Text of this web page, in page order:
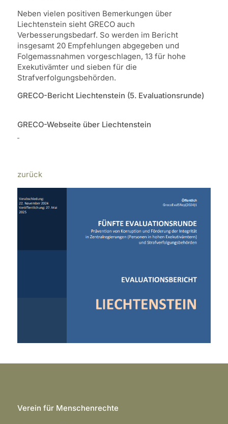
Neben vielen positiven Bemerkungen über
Liechtenstein sieht GRECO auch
Verbesserungsbedarf. So werden im Bericht
insgesamt 20 Empfehlungen abgegeben und
Folgemassnahmen vorgeschlagen, 13 für hohe
Exekutivämter und sieben für die
Strafverfolgungsbehörden.
GRECO-Bericht Liechtenstein (5. Evaluationsrunde)
GRECO-Webseite über Liechtenstein
zurück
Verein für Menschenrechte